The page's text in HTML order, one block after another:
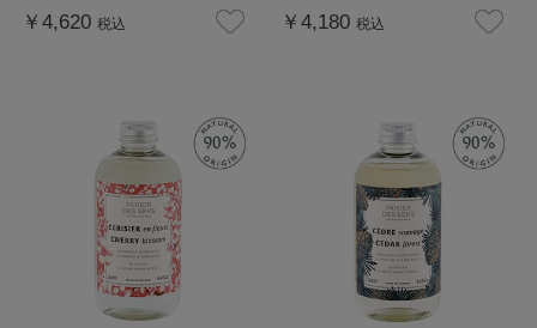
￥4,620 税込 ￥4,180 税込